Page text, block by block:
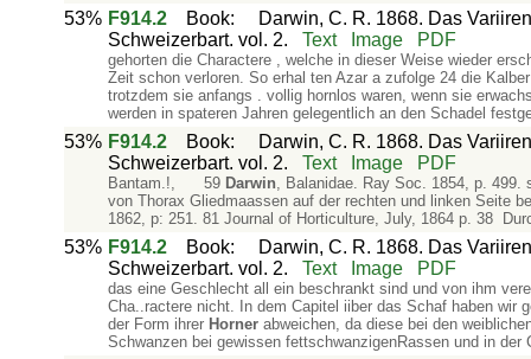
53% F914.2 Book:
Darwin, C. R. 1868. Das
Schweizerbart. vol. 2.
Text Image PDF
gehorten die Charactere , welche in dieser Weise wieder
Zeit schon verloren. So erhal­ ten Azar a zufolge 24 die
trotzdem sie anfangs . vollig hornlos waren, wenn sie
werden in spateren Jahren gelegentlich an den Schadel
53% F914.2 Book:
Darwin, C. R. 1868. Das
Schweizerbart. vol. 2.
Text Image PDF
Bantam.!, 59 Darwin, Balanidae. Ray Soc. 1854, p. 499.
von Thorax­ Gliedmaassen auf der rechten und linken Seite
1862, p: 251. 81 Journal of Horticulture, July, 1864 p. 38
53% F914.2 Book:
Darwin, C. R. 1868. Das
Schweizerbart. vol. 2.
Text Image PDF
das eine Geschlecht all ein beschrankt sind und von ihm
Cha..ractere nicht. In dem Capitel iiber das Schaf haben wir
der Form ihrer Hornerabweichen, da diese bei den
Schwanzen bei gewissen fettschwanzigenRassen und in der